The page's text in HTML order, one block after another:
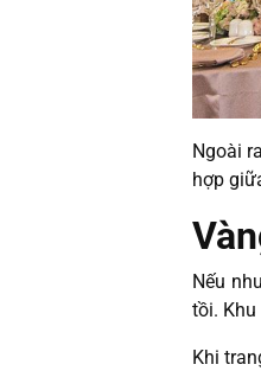
Ngoài
hợp
Nếu
tồi. Khu
Khi